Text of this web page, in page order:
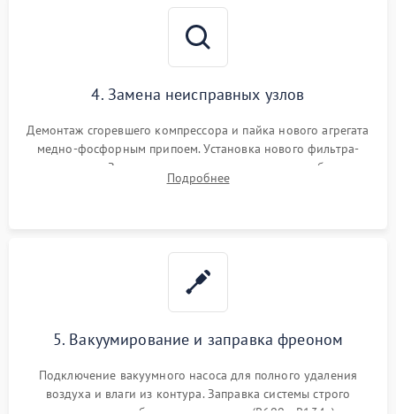
4. Замена неисправных узлов
Демонтаж сгоревшего компрессора и пайка нового агрегата
медно-фосфорным припоем. Установка нового фильтра-
осушителя. Замена изношенных вентиляторов обдува,
сломанных заслонок или поврежденных дверных петель.
Подробнее
5. Вакуумирование и заправка фреоном
Подключение вакуумного насоса для полного удаления
воздуха и влаги из контура. Заправка системы строго